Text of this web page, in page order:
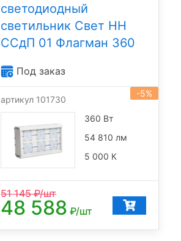
светодиодный
светильник Свет НН
ССдП 01 Флагман 360
Под заказ
-5%
артикул 101730
360 Вт
54 810 лм
5 000 К
51 145₽/шт
48 588 ₽/шт